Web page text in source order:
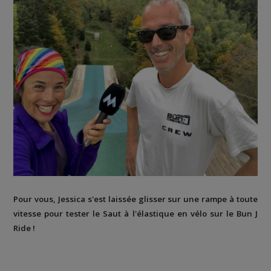
Pour vous, Jessica s'est laissée glisser sur une rampe à toute
vitesse pour tester le Saut à l'élastique en vélo sur le Bun J
Ride !